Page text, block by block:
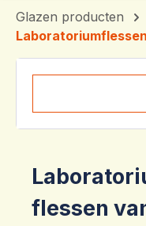
Glazen producten
flessen